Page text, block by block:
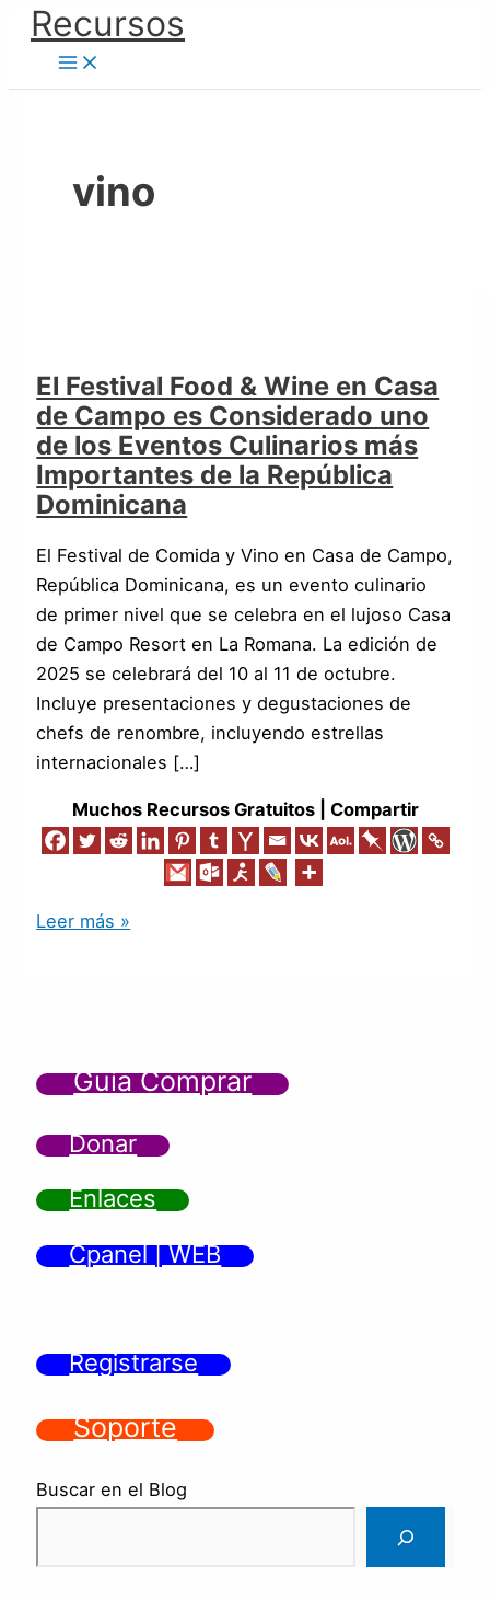
contenido
Recursos
vino
El Festival Food & Wine en Casa
de Campo es Considerado uno
de los Eventos Culinarios más
Importantes de la República
Dominicana
El Festival de Comida y Vino en Casa de Campo,
República Dominicana, es un evento culinario
de primer nivel que se celebra en el lujoso Casa
de Campo Resort en La Romana. La edición de
2025 se celebrará del 10 al 11 de octubre.
Incluye presentaciones y degustaciones de
chefs de renombre, incluyendo estrellas
internacionales […]
Muchos Recursos Gratuitos | Compartir
El
Festival
Food
Casa
los
Eventos
Culinarios
más
Importantes
de
la
República
Dominicana
Leer más »
Guía Comprar
Donar
Enlaces
Cpanel | WEB
Registrarse
Soporte
Buscar en el Blog